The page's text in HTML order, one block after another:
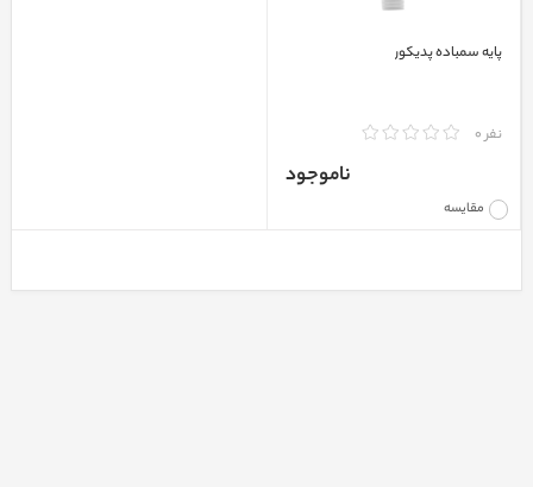
پايه سمباده پديکور
نفر 0
مقایسه
ناموجود